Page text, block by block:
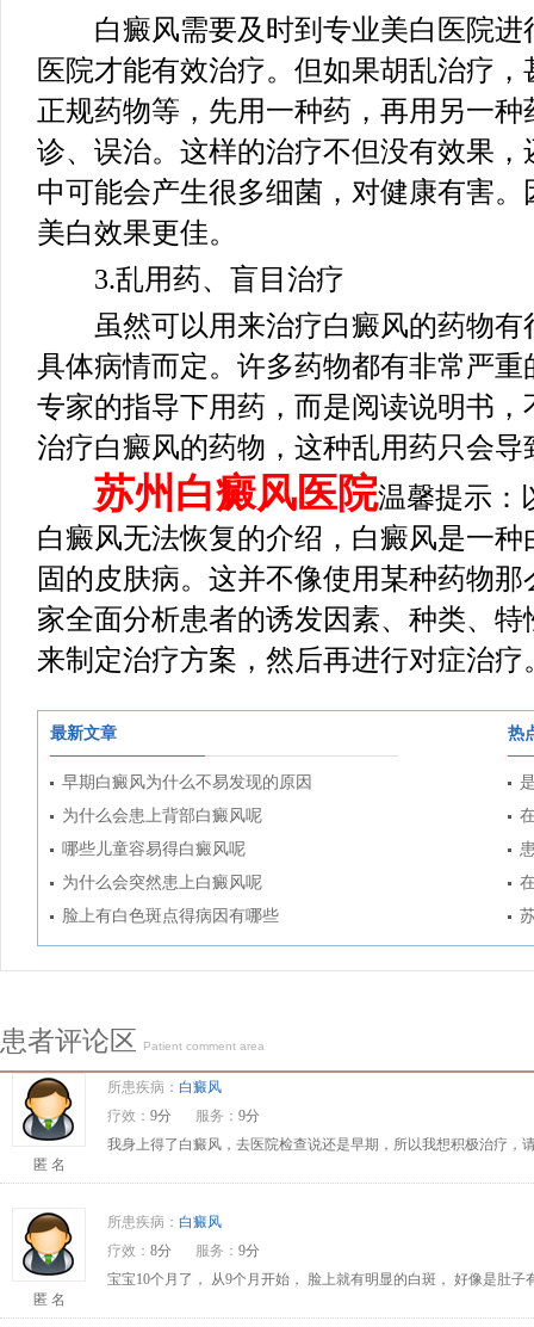
白癜风需要及时到专业美白医院进
医院才能有效治疗。但如果胡乱治疗
正规药物等，先用一种药，再用另一
诊、误治。这样的治疗不但没有效果
中可能会产生很多细菌，对健康有害
美白效果更佳。
3.乱用药、盲目治疗
虽然可以用来治疗白癜风的药物有
具体病情而定。许多药物都有非常严
专家的指导下用药，而是阅读说明书
治疗白癜风的药物，这种乱用药只会导
苏州白癜风医院温馨提示：
白癜风无法恢复的介绍，白癜风是一
固的皮肤病。这并不像使用某种药物
家全面分析患者的诱发因素、种类、
来制定治疗方案，然后再进行对症治疗
最新文章
早期白癜风为什么不易发现的原因
为什么会患上背部白癜风呢
哪些儿童容易得白癜风呢
为什么会突然患上白癜风呢
脸上有白色斑点得病因有哪些
热
患者评论区 Patient comment area
匿 名
所患疾病： 白癜风
疗效： 9分 服务： 9分
我身上得了白癜风，去医院检查说还是早期，所以我想积极治疗，
匿 名
所患疾病： 白癜风
疗效： 8分 服务： 9分
宝宝10个月了， 从9个月开始， 脸上就有明显的白斑， 好像是肚